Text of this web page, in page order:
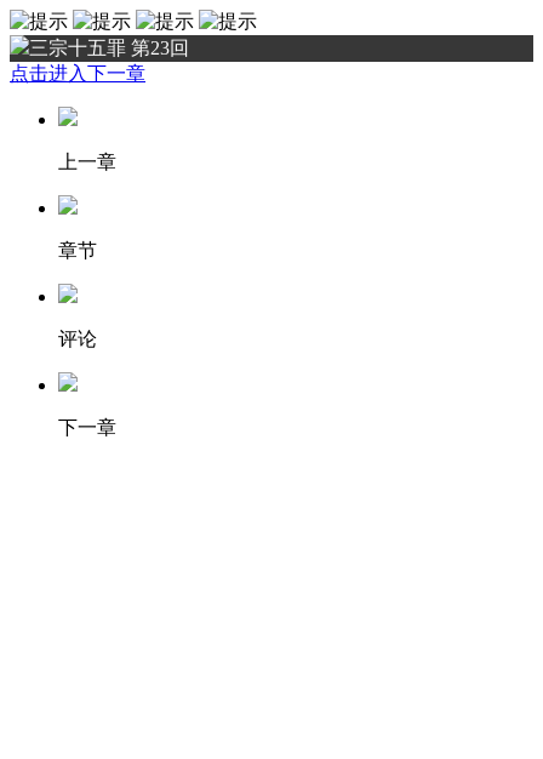
三宗十五罪 第23回
点击进入下一章
上一章
章节
评论
下一章